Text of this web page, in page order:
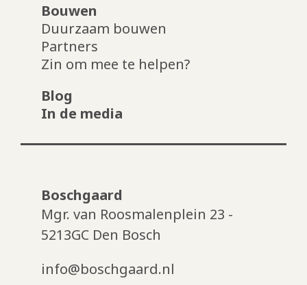
Bouwen
Duurzaam bouwen
Partners
Zin om mee te helpen?
Blog
In de media
Boschgaard
Mgr. van Roosmalenplein 23 -
5213GC Den Bosch
info@boschgaard.nl